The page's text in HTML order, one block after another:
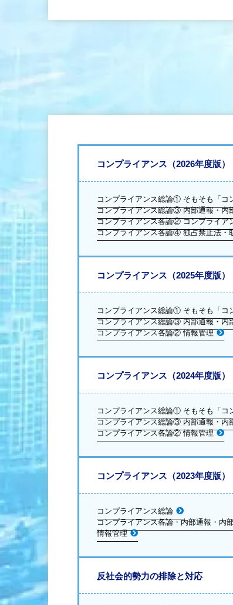
コンプライアンス（2026年度版）
コンプライアンス総論① そもそも「コ
コンプライアンス総論③ 内部通報・内
コンプライアンス各論② コンプライア
コンプライアンス各論④ 独占禁止法・
コンプライアンス（2025年度版）
コンプライアンス総論① そもそも「コ
コンプライアンス総論③ 内部通報・内
コンプライアンス各論② 情報管理
コンプライアンス（2024年度版）
コンプライアンス総論① そもそも「コ
コンプライアンス総論③ 内部通報・内
コンプライアンス各論② 情報管理
コンプライアンス（2023年度版）
コンプライアンス総論
コンプライアンス各論・内部通報・内
情報管理
反社会的勢力の排除と対応